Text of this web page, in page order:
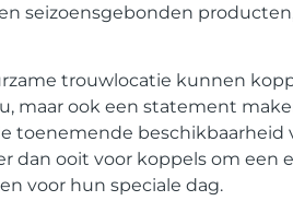
seizoensgebonden
trouwlocatie kunnen
maar ook een statement
toenemende beschikbaarheid
dan ooit voor koppels om een
voor hun speciale dag.